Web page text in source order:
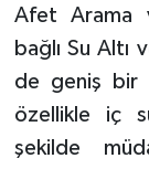
Afet Arama
bağlı Su Altı
de geniş bir
özellikle iç
şekilde